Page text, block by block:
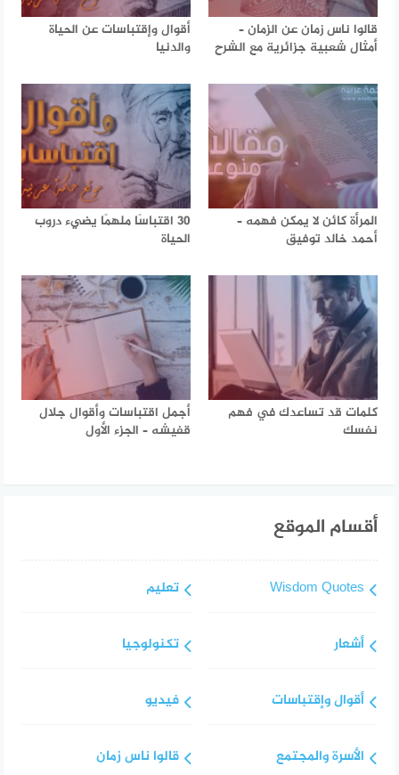
قالوا ناس زمان عن الزمان –
أمثال شعبية جزائرية مع الشرح
أقوال وإقتباسات عن الحياة
والدنيا
المرأة كائن لا يمكن فهمه –
أحمد خالد توفيق
30 اقتباسًا ملهمًا يضيء دروب
الحياة
كلمات قد تساعدك في فهم
نفسك
أجمل اقتباسات وأقوال جلال
قفيشه – الجزء الأول
أقسام الموقع
Wisdom Quotes
أشعار
أقوال وإقتباسات
الأسرة والمجتمع
تعليم
تكنولوجيا
فيديو
قالوا ناس زمان